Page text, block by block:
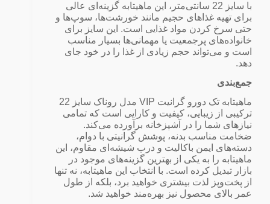
با سایز 22 سانتی‌متر، این ماهیتابه گزینه‌ای عالی
برای تهیه غذاهای حجیم مانند خورشت‌ها، سوپ‌ها و
حتی سرخ کردن مواد غذایی است. این سایز برای
خانواده‌های پرجمعیت یا مهمانی‌ها بسیار مناسب
است و می‌تواند حجم زیادی از غذا را در خود جای
دهد.
جمع‌بندی
ماهیتابه تک دورو گرانیت VIP مدل روناک سایز 22
ترکیبی از زیبایی، کیفیت و کارایی است که تمامی
نیازهای شما را در آشپزخانه برآورده می‌کند.
ضخامت مناسب بدنه، پوشش گرانیتی با دوام،
دسته‌های ایمن باکالیت و درب شیشه‌ای مقاوم، این
ماهیتابه را به یکی از بهترین گزینه‌های موجود در
بازار تبدیل کرده است. با انتخاب این ماهیتابه، نه تنها
از پخت‌وپز لذت بیشتری خواهید برد، بلکه از طول
عمر بالای محصول نیز بهره‌مند خواهید شد.